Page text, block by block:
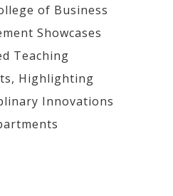
of Business
Showcases
Teaching
Highlighting
Innovations